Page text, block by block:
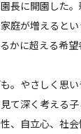
長に開園した
庭が増えると
かに超える希望
。やさしく思
て深く考える
、自立心、社